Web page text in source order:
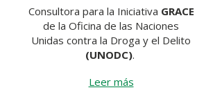
Consultora para la Iniciativa GRACE
de la Oficina de las Naciones
Unidas contra la Droga y el Delito
(UNODC).
Leer más